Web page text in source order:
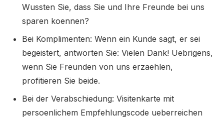
Wussten Sie, dass Sie und Ihre Freunde bei uns
sparen koennen?
Bei Komplimenten: Wenn ein Kunde sagt, er sei
begeistert, antworten Sie: Vielen Dank! Uebrigens,
wenn Sie Freunden von uns erzaehlen,
profitieren Sie beide.
Bei der Verabschiedung: Visitenkarte mit
persoenlichem Empfehlungscode ueberreichen